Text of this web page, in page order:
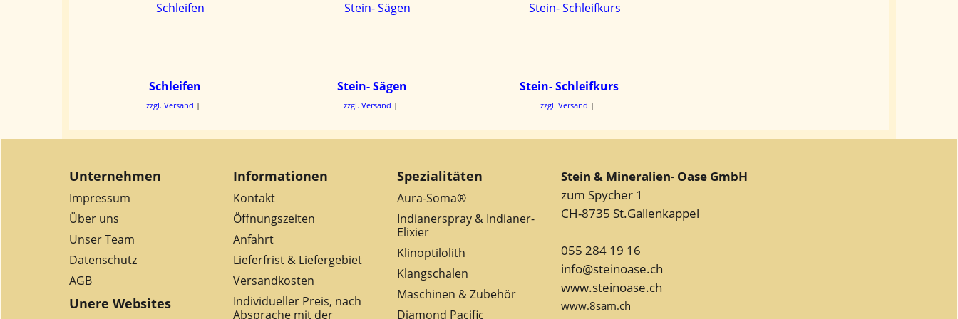
Schleifen
zzgl. Versand
Stein- Sägen
zzgl. Versand
Stein- Schleifkurs
zzgl. Versand
Unternehmen
Impressum
Über uns
Unser Team
Datenschutz
AGB
Unere Websites
Informationen
Kontakt
Öffnungszeiten
Anfahrt
Lieferfrist & Liefergebiet
Versandkosten
Individueller Preis, nach
Absprache mit der
Spezialitäten
Aura-Soma®
Indianerspray & Indianer-
Elixier
Klinoptilolith
Klangschalen
Maschinen & Zubehör
Diamond Pacific
Stein & Mineralien- Oase GmbH
zum Spycher 1
CH-8735 St.Gallenkappel
055 284 19 16
info@steinoase.ch
www.steinoase.ch
www.8sam.ch